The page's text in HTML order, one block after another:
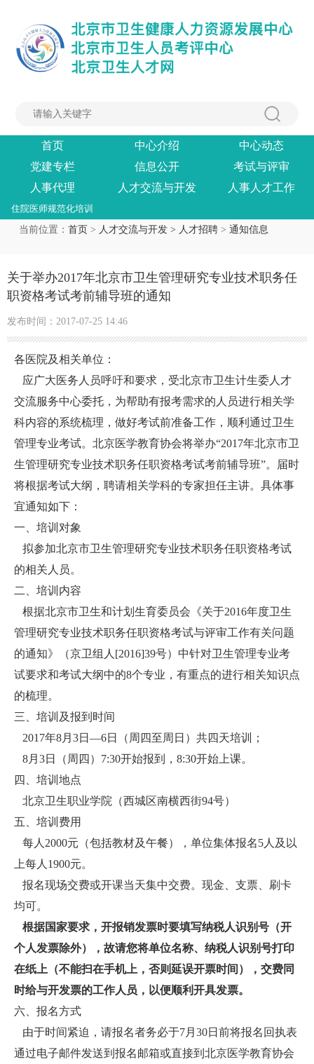
首页 中心介绍
中心动态
党建专栏
信息公开
考试与评审
人事代理
人才交流与开发 人事人才工作
住院医师规范化培训
当前位置： 首页 > 人才交流与开发 > 人才招聘> 通知信息
关于举办2017年北京市卫生管理研究专业技术职务任
职资格考试考前辅导班的通知
发布时间：2017-07-25 14:46
各医院及相关单位：
应广大医务人员呼吁和要求，受北京市卫生计生委人才
交流服务中心委托，为帮助有报考需求的人员进行相关学
科内容的系统梳理，做好考试前准备工作，顺利通过卫生
管理专业考试。北京医学教育协会将举办“2017年北京市卫
生管理研究专业技术职务任职资格考试考前辅导班”。届时
将根据考试大纲，聘请相关学科的专家担任主讲。具体事
宜通知如下：
一、培训对象
拟参加北京市卫生管理研究专业技术职务任职资格考试
的相关人员。
二、培训内容
根据北京市卫生和计划生育委员会《关于2016年度卫生
管理研究专业技术职务任职资格考试与评审工作有关问题
的通知》（京卫组人[2016]39号）中针对卫生管理专业考
试要求和考试大纲中的8个专业，有重点的进行相关知识点
的梳理。
三、培训及报到时间
2017年8月3日—6日（周四至周日）共四天培训；
8月3日（周四）7:30开始报到，8:30开始上课。
四、培训地点
北京卫生职业学院（西城区南横西街94号）
五、培训费用
每人2000元（包括教材及午餐），单位集体报名5人及以
上每人1900元。
报名现场交费或开课当天集中交费。现金、支票、刷卡
均可。
根据国家要求，开报销发票时要填写纳税人识别号（开
个人发票除外），故请您将单位名称、纳税人识别号打印
在纸上（不能扫在手机上，否则延误开票时间），交费同
时给与开发票的工作人员，以便顺利开具发票。
六、报名方式
由于时间紧迫，请报名者务必于7月30日前将报名回执表
通过电子邮件发送到报名邮箱或直接到北京医学教育协会